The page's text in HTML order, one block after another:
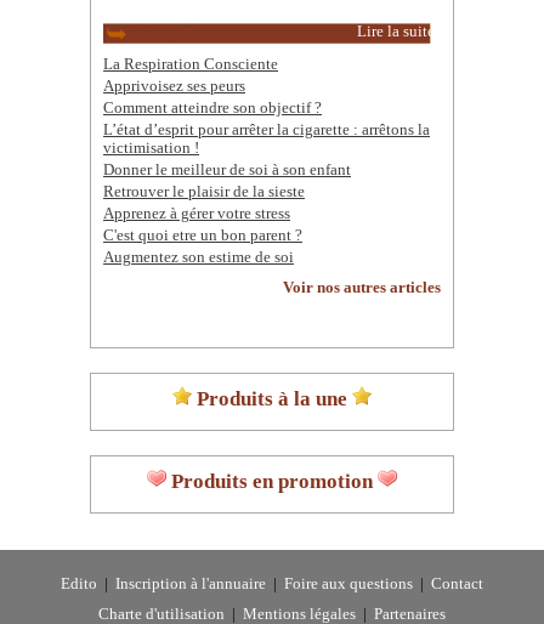
Lire la suite
La Respiration Consciente
Apprivoisez ses peurs
Comment atteindre son objectif ?
L’état d’esprit pour arrêter la cigarette : arrêtons la
victimisation !
Donner le meilleur de soi à son enfant
Retrouver le plaisir de la sieste
Apprenez à gérer votre stress
C'est quoi etre un bon parent ?
Augmentez son estime de soi
Voir nos autres articles
Produits à la une
Produits en promotion
Edito Inscription à l'annuaire Foire aux questions
Contact
Charte d'utilisation
Mentions légales Partenaires